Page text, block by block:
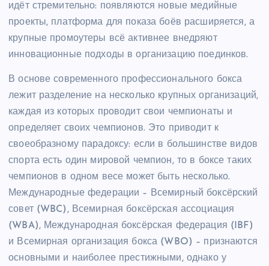
идёт стремительно: появляются новые медийные
проекты, платформа для показа боёв расширяется, а
крупные промоутеры всё активнее внедряют
инновационные подходы в организацию поединков.
В основе современного профессионального бокса
лежит разделение на несколько крупных организаций,
каждая из которых проводит свои чемпионаты и
определяет своих чемпионов. Это приводит к
своеобразному парадоксу: если в большинстве видов
спорта есть один мировой чемпион, то в боксе таких
чемпионов в одном весе может быть несколько.
Международные федерации – Всемирный боксёрский
совет (WBC), Всемирная боксёрская ассоциация
(WBA), Международная боксёрская федерация (IBF)
и Всемирная организация бокса (WBO) – признаются
основными и наиболее престижными, однако у